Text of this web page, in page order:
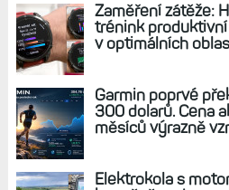
Zaměření zátěže:
trénink
v optimálních
Garmin poprvé
300 dolarů. Cena
měsíců výrazně
Elektrokola s